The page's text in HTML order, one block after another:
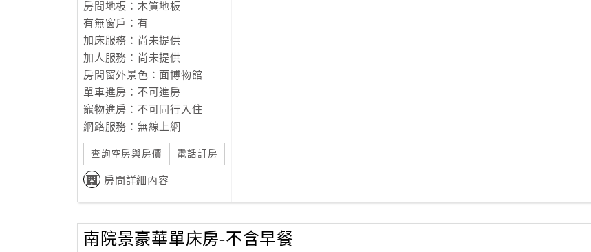
房間地板：木質地板
有無窗戶：有
加床服務：尚未提供
加人服務：尚未提供
房間窗外景色：面博物館
單車進房：不可進房
寵物進房：不可同行入住
網路服務：無線上網
查詢空房與房價 電話訂房
房間詳細內容
南院景豪華單床房-不含早餐